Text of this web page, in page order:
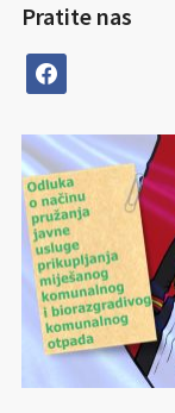
Pratite nas
facebook